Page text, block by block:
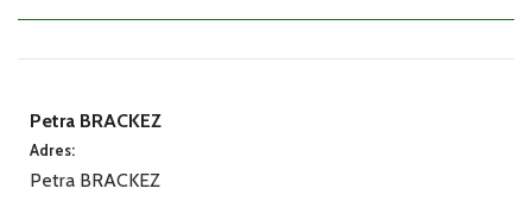
Petra BRACKEZ
Adres:
Petra BRACKEZ